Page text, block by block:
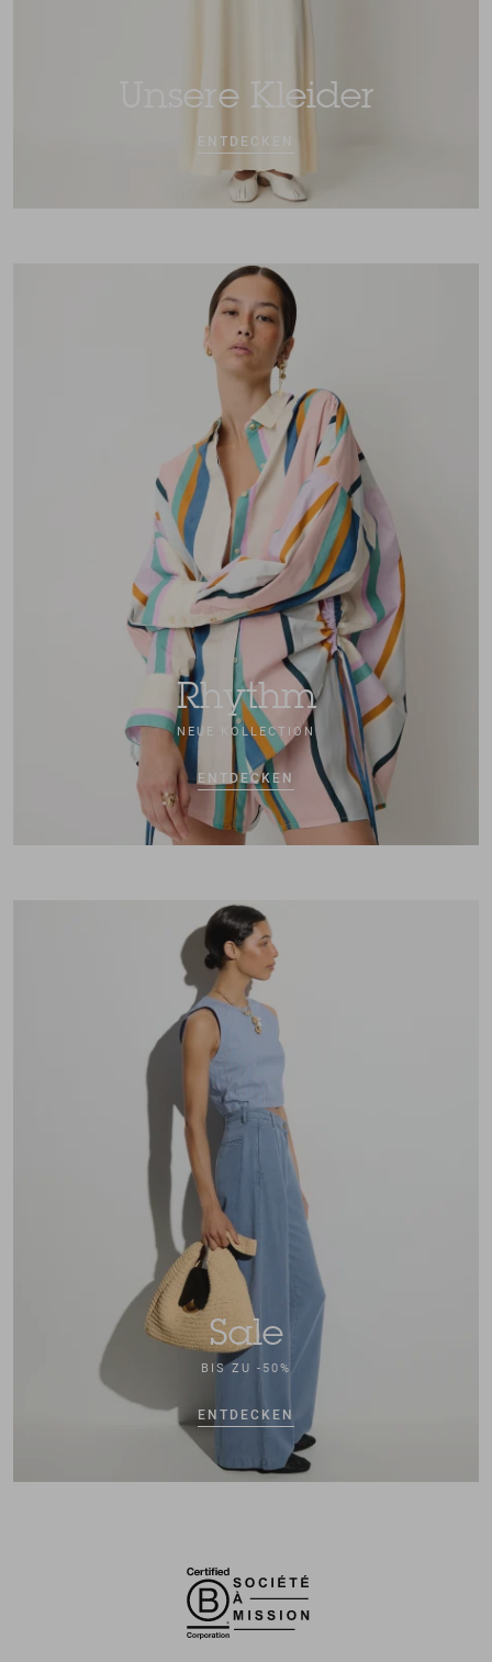
Unsere Kleider
ENTDECKEN
Rhythm
NEUE KOLLECTION
ENTDECKEN
Sale
BIS ZU -50%
ENTDECKEN